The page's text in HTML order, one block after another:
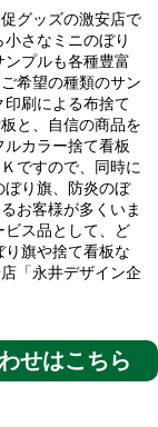
グッズの激安店で
さなミニのぼり
プルも各種豊富
希望の種類のサン
刷による布捨て
と、自信の商品を
カラー捨て看板
ですので、同時に
ぼり旗、防炎のぼ
お客様が多くいま
ス品として、ど
り旗や捨て看板な
「永井デザイン企
せはこちら